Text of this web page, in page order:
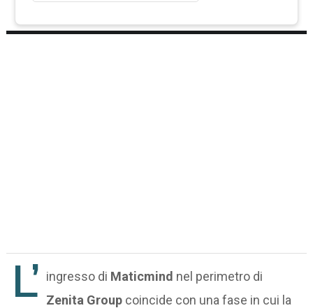
L’ ingresso di Maticmind nel perimetro di
Zenita Group coincide con una fase in cui la